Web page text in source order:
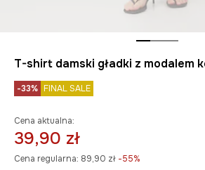
T-shirt damski gładki z modalem
-33% FINAL SALE
Cena aktualna:
39,90 zł
Cena regularna: 89,90 zł -55%